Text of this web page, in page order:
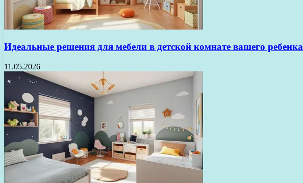
Идеальные решения для мебели в детской комнате вашего ребенка
11.05.2026